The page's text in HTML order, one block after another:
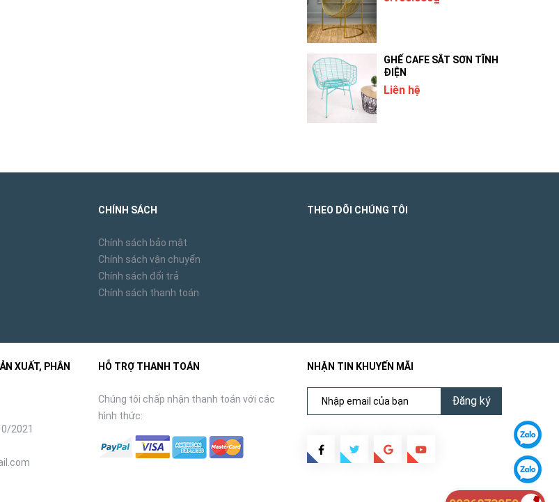
GHẾ CAFE SẮT SƠN TĨNH
ĐIỆN
Liên hệ
CHÍNH SÁCH
Chính sách bảo mật
Chính sách vận chuyển
Chính sách đổi trả
Chính sách thanh toán
THEO DÕI CHÚNG TÔI
XUẤT, PHÂN
2021
HỖ TRỢ THANH TOÁN
Chúng tôi chấp nhận thanh toán với các
hình thức:
NHẬN TIN KHUYẾN MÃI
Đăng ký